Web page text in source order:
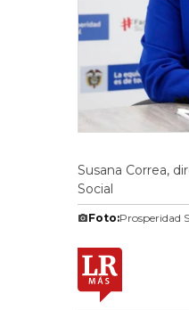
Susana Correa,
Social
Foto:Prosperidad